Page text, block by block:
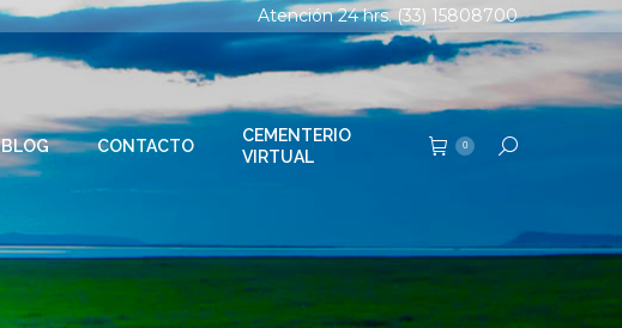
Atención 24 hrs. (33) 15808700
BLOG CONTACTO
CEMENTERIO
VIRTUAL
0 Buscar:
CEMENTERIO
VIRTUAL
0 Buscar: